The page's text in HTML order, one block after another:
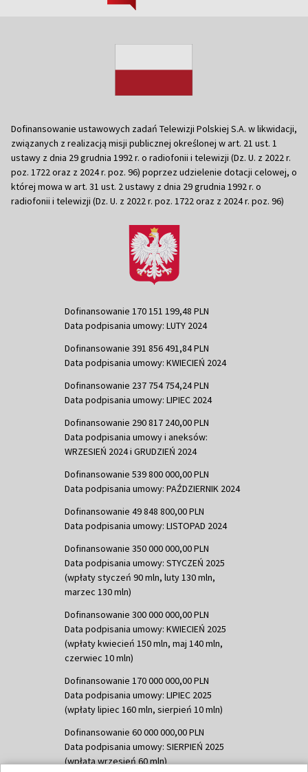
Dofinansowanie ustawowych zadań Telewizji Polskiej S.A. w likwidacji,
związanych z realizacją misji publicznej określonej w art. 21 ust. 1
ustawy z dnia 29 grudnia 1992 r. o radiofonii i telewizji (Dz. U. z 2022 r.
poz. 1722 oraz z 2024 r. poz. 96) poprzez udzielenie dotacji celowej, o
której mowa w art. 31 ust. 2 ustawy z dnia 29 grudnia 1992 r. o
radiofonii i telewizji (Dz. U. z 2022 r. poz. 1722 oraz z 2024 r. poz. 96)
Dofinansowanie 170 151 199,48 PLN
Data podpisania umowy: LUTY 2024
Dofinansowanie 391 856 491,84 PLN
Data podpisania umowy: KWIECIEŃ 2024
Dofinansowanie 237 754 754,24 PLN
Data podpisania umowy: LIPIEC 2024
Dofinansowanie 290 817 240,00 PLN
Data podpisania umowy i aneksów:
WRZESIEŃ 2024 i GRUDZIEŃ 2024
Dofinansowanie 539 800 000,00 PLN
Data podpisania umowy: PAŹDZIERNIK 2024
Dofinansowanie 49 848 800,00 PLN
Data podpisania umowy: LISTOPAD 2024
Dofinansowanie 350 000 000,00 PLN
Data podpisania umowy: STYCZEŃ 2025
(wpłaty styczeń 90 mln, luty 130 mln,
marzec 130 mln)
Dofinansowanie 300 000 000,00 PLN
Data podpisania umowy: KWIECIEŃ 2025
(wpłaty kwiecień 150 mln, maj 140 mln,
czerwiec 10 mln)
Dofinansowanie 170 000 000,00 PLN
Data podpisania umowy: LIPIEC 2025
(wpłaty lipiec 160 mln, sierpień 10 mln)
Dofinansowanie 60 000 000,00 PLN
Data podpisania umowy: SIERPIEŃ 2025
(wpłata wrzesień 60 mln)